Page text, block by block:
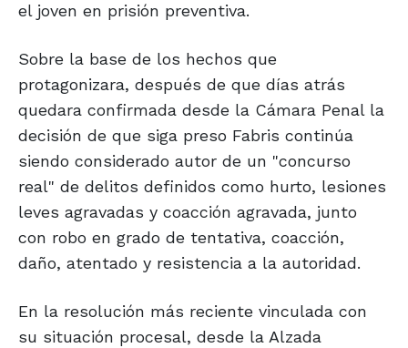
el joven en prisión preventiva.
Sobre la base de los hechos que
protagonizara, después de que días atrás
quedara confirmada desde la Cámara Penal la
decisión de que siga preso Fabris continúa
siendo considerado autor de un "concurso
real" de delitos definidos como hurto, lesiones
leves agravadas y coacción agravada, junto
con robo en grado de tentativa, coacción,
daño, atentado y resistencia a la autoridad.
En la resolución más reciente vinculada con
su situación procesal, desde la Alzada